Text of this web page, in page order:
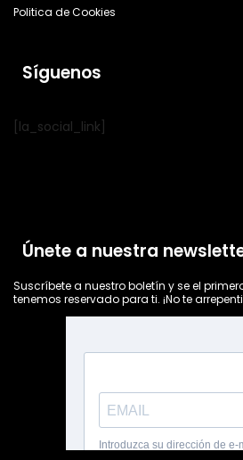
Politica de Cookies
Síguenos
[la_social_link]
Únete a nuestra
Suscríbete a nuestro boletín y se el
tenemos reservado para ti. ¡No te